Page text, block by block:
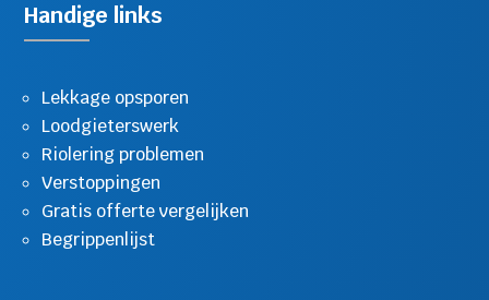
Handige links
Lekkage opsporen
Loodgieterswerk
Riolering problemen
Verstoppingen
Gratis offerte vergelijken
Begrippenlijst